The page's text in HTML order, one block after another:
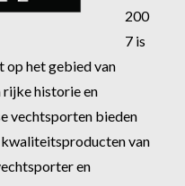
200
7 is
op het gebied van
historie en
vechtsporten bieden
van
en